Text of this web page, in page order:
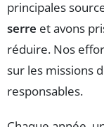
principales
serre et avons
réduire. Nos
sur les missions
responsables.